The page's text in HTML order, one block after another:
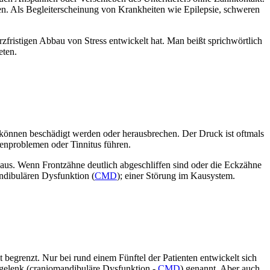
Als Begleiterscheinung von Krankheiten wie Epilepsie, schweren
Abbau von Stress entwickelt hat. Man beißt sprichwörtlich
beschädigt werden oder herausbrechen. Der Druck ist oftmals
oder Tinnitus führen.
Wenn Frontzähne deutlich abgeschliffen sind oder die Eckzähne
Dysfunktion (CMD); einer Störung im Kausystem.
Nur bei rund einem Fünftel der Patienten entwickelt sich